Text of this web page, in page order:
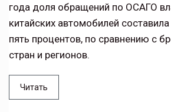
года доля обращений по ОСАГО
китайских автомобилей
пять процентов, по сравнению с
стран и регионов.
Читать